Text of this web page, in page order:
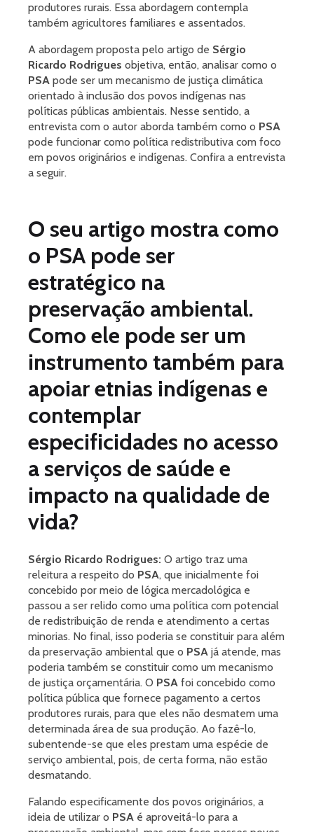
produtores rurais. Essa abordagem contempla
também agricultores familiares e assentados.
A abordagem proposta pelo artigo de Sérgio
Ricardo Rodrigues objetiva, então, analisar como o
PSA pode ser um mecanismo de justiça climática
orientado à inclusão dos povos indígenas nas
políticas públicas ambientais. Nesse sentido, a
entrevista com o autor aborda também como o PSA
pode funcionar como política redistributiva com foco
em povos originários e indígenas. Confira a entrevista
a seguir.
O seu artigo mostra como
o PSA pode ser
estratégico na
preservação ambiental.
Como ele pode ser um
instrumento também para
apoiar etnias indígenas e
contemplar
especificidades no acesso
a serviços de saúde e
impacto na qualidade de
vida?
Sérgio Ricardo Rodrigues: O artigo traz uma
releitura a respeito do PSA, que inicialmente foi
concebido por meio de lógica mercadológica e
passou a ser relido como uma política com potencial
de redistribuição de renda e atendimento a certas
minorias. No final, isso poderia se constituir para além
da preservação ambiental que o PSA já atende, mas
poderia também se constituir como um mecanismo
de justiça orçamentária. O PSA foi concebido como
política pública que fornece pagamento a certos
produtores rurais, para que eles não desmatem uma
determinada área de sua produção. Ao fazê-lo,
subentende-se que eles prestam uma espécie de
serviço ambiental, pois, de certa forma, não estão
desmatando.
Falando especificamente dos povos originários, a
ideia de utilizar o PSA é aproveitá-lo para a